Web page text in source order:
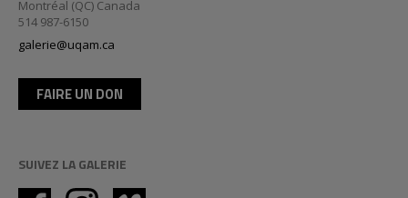
Montréal (QC) Canada
514 987-6150
galerie@uqam.ca
FAIRE UN DON
SUIVEZ LA GALERIE